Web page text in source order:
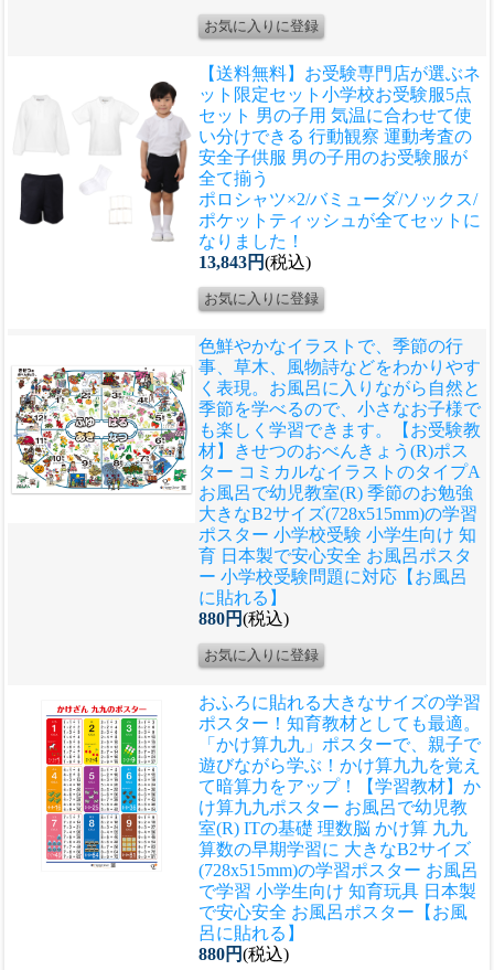
【送料無料】お受験専門店が選ぶネ
ット限定セット 小学校お受験服5点
セット 男の子用 気温に合わせて使
い分けできる 行動観察 運動考査の
安全子供服 男の子用のお受験服が
全て揃う
ポロシャツ×2/バミューダ/ソックス/
ポケットティッシュが全てセットに
なりました！
13,843円(税込)
色鮮やかなイラストで、季節の行
事、草木、風物詩などをわかりやす
く表現。お風呂に入りながら自然と
季節を学べるので、小さなお子様で
も楽しく学習できます。
【お受験教
材】きせつのおべんきょう(R)ポス
ター コミカルなイラストのタイプA
お風呂で幼児教室(R) 季節のお勉強
大きなB2サイズ(728x515mm)の学習
ポスター 小学校受験 小学生向け 知
育 日本製で安心安全 お風呂ポスタ
ー 小学校受験問題に対応【お風呂
に貼れる】
880円(税込)
おふろに貼れる大きなサイズの学習
ポスター！知育教材としても最適。
「かけ算九九」ポスターで、親子で
遊びながら学ぶ！かけ算九九を覚え
て暗算力をアップ！
【学習教材】か
け算九九ポスター お風呂で幼児教
室(R) ITの基礎 理数脳 かけ算 九九
算数の早期学習に 大きなB2サイズ
(728x515mm)の学習ポスター お風呂
で学習 小学生向け 知育玩具 日本製
で安心安全 お風呂ポスター【お風
呂に貼れる】
880円(税込)